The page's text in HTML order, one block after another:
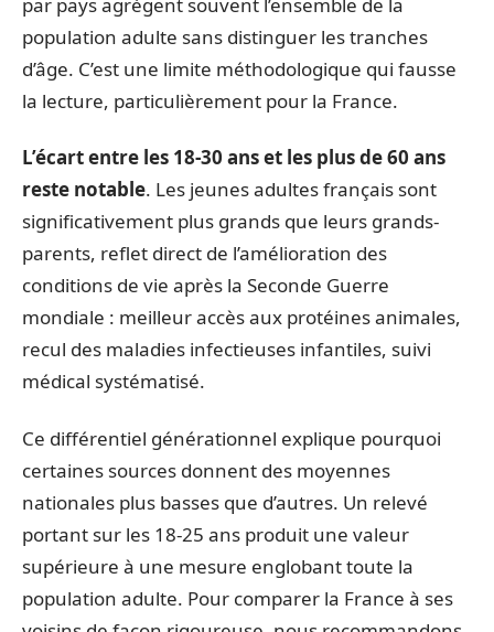
population adulte sans distinguer les tranches
d’âge. C’est une limite méthodologique qui fausse
la lecture, particulièrement pour la France.
L’écart entre les 18-30 ans et les plus de 60 ans
reste notable. Les jeunes adultes français sont
significativement plus grands que leurs grands-
parents, reflet direct de l’amélioration des
conditions de vie après la Seconde Guerre
mondiale : meilleur accès aux protéines animales,
recul des maladies infectieuses infantiles, suivi
médical systématisé.
Ce différentiel générationnel explique pourquoi
certaines sources donnent des moyennes
nationales plus basses que d’autres. Un relevé
portant sur les 18-25 ans produit une valeur
supérieure à une mesure englobant toute la
population adulte. Pour comparer la France à ses